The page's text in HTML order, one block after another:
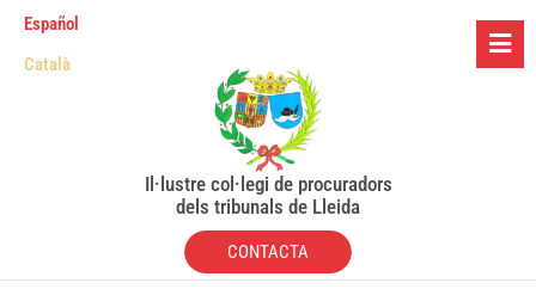
Español
Català
Il·lustre col·legi de procuradors
dels tribunals de Lleida
CONTACTA